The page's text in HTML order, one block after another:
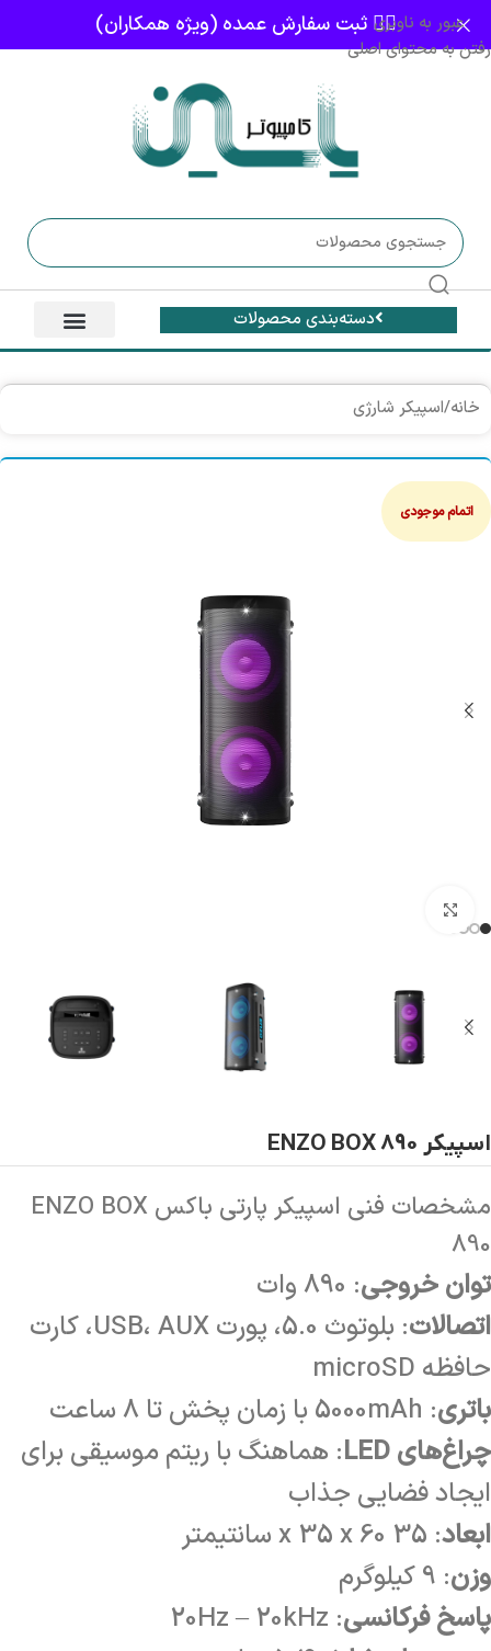
عبور به ناوبری
رفتن به محتوای اصلی
👈🏻 ثبت سفارش عمده (ویژه همکاران)
دسته‌بندی محصولات
خانه/اسپیکر شارژی
اتمام موجودی
اسپیکر ENZO BOX 890
مشخصات فنی اسپیکر پارتی باکس ENZO BOX
890
توان خروجی: 890 وات
اتصالات
: بلوتوث 5.0، پورت USB، AUX، کارت
حافظه microSD
باتری: 5000mAh با زمان پخش تا 8 ساعت
چراغ‌های LED
: هماهنگ با ریتم موسیقی برای
ایجاد فضایی جذاب
ابعاد: 35 x 35 x 60 سانتیمتر
وزن: 9 کیلوگرم
پاسخ فرکانسی: 20Hz – 20kHz